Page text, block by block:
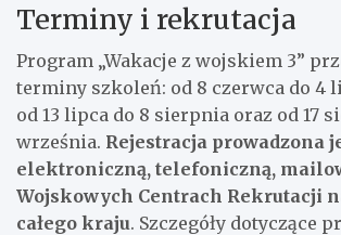
Terminy i rekrutacja
Program „Wakacje z wojskiem 3”
terminy szkoleń: od 8 czerwca do 4
od 13 lipca do 8 sierpnia oraz od 17
września. Rejestracja prowadzona
elektroniczną, telefoniczną,
Wojskowych Centrach Rekrutacji
całego kraju. Szczegóły dotyczące